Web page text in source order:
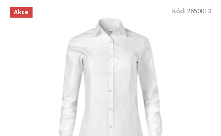
V Akce Kód: 2650013